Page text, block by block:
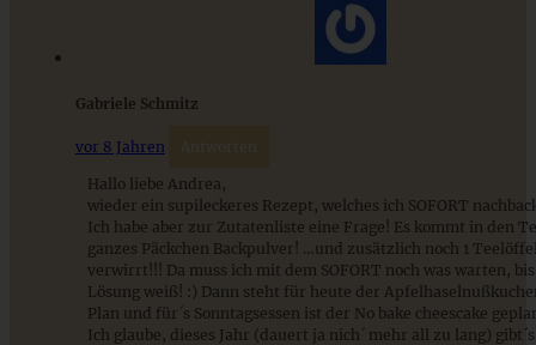
Pistazien-Kokos-Tarte mit Rhabarber-Kompott
Cremiges Lemon Posset - die einfachste Zitronencreme in
nur 10 Minuten
ZUM BEITRAG
Gabriele Schmitz
vor 8 Jahren Antworten
Hallo liebe Andrea,
wieder ein supileckeres Rezept, welches ich SOFORT
Ich habe aber zur Zutatenliste eine Frage! Es kommt in den
ganzes Päckchen Backpulver! …und zusätzlich noch 1
verwirrt!!! Da muss ich mit dem SOFORT noch was warten,
Lösung weiß! :) Dann steht für heute der
Plan und für´s Sonntagsessen ist der No bake cheescake
Ich glaube, dieses Jahr (dauert ja nich´ mehr all zu lang)